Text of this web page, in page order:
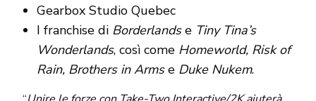
Gearbox Studio Quebec
I franchise di Borderlandse Tiny Tina’s
Wonderlands, così come Homeworld, Risk of
Rain, Brothers in ArmseDuke Nukem.